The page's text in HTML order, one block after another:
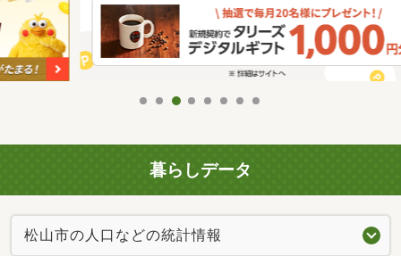
暮らしデータ
松山市の人口などの統計情報